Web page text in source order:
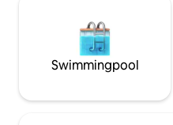
Swimmingpool